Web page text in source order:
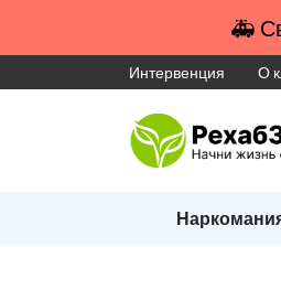
🚑
Интервенция О